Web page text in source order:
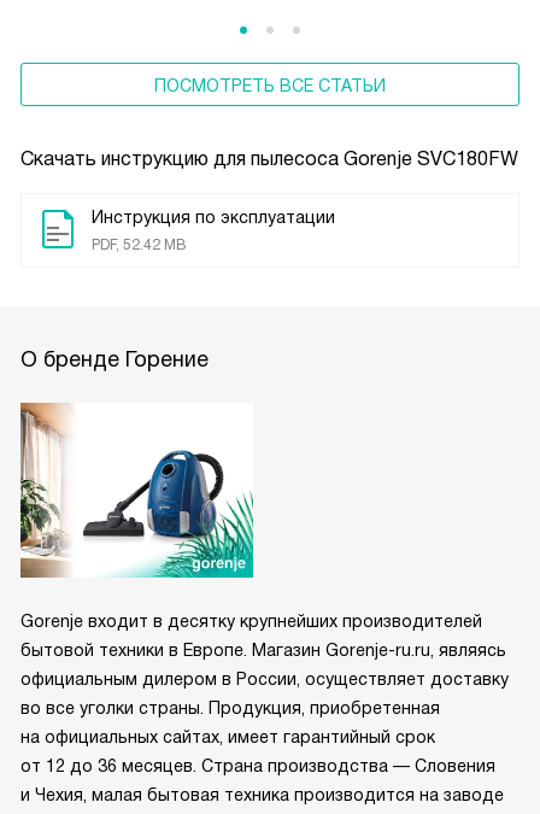
Скачать инструкцию для пылесоса Gorenje SVC180FW
Инструкция по эксплуатации
PDF, 52.42 MB
ПОСМОТРЕТЬ ВСЕ СТАТЬИ
О бренде Горение
Gorenje входит в десятку крупнейших производителей
бытовой техники в Европе. Магазин Gorenje-ru.ru, являясь
официальным дилером в России, осуществляет доставку
во все уголки страны. Продукция, приобретенная
на официальных сайтах, имеет гарантийный срок
от 12 до 36 месяцев. Страна производства — Словения
и Чехия, малая бытовая техника производится на заводе